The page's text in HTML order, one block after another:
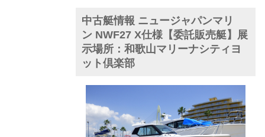
中古艇情報 ニュージャパンマリ
ン NWF27 X仕様【委託販売艇】展
示場所：和歌山マリーナシティヨ
ット倶楽部